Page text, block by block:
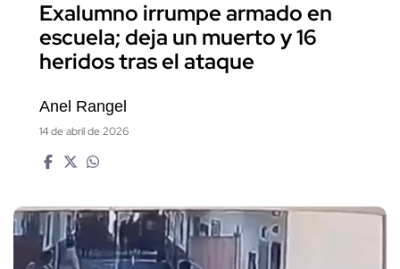
Exalumno irrumpe armado en
escuela; deja un muerto y 16
heridos tras el ataque
Anel Rangel
14 de abril de 2026